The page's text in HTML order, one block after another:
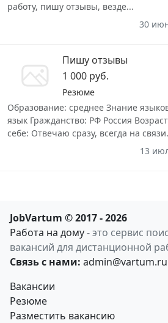
работу, пишу отзывы, везде...
30
Пишу отзывы
1 000 руб.
Резюме
Образование: среднее Знание
язык Гражданство: РФ Россия
себе: Отвечаю сразу, всегда на
13
JobVartum © 2017 - 2026
Работа на дому- это сервис
вакансий для дистанционной
Связь с нами: admin@vartum.ru
Вакансии
Резюме
Разместить вакансию